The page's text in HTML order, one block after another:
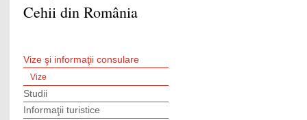
Cehii din România
Vize şi informaţii consulare
Vize
Studii
Informaţii turistice